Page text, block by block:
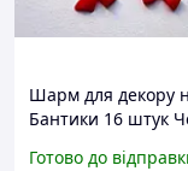
Шарм для декору
Бантики 16 штук
Готово до